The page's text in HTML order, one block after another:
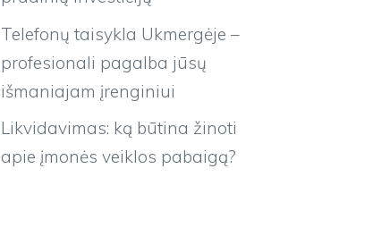
Telefonų taisykla Ukmergėje –
profesionali pagalba jūsų
išmaniajam įrenginiui
Likvidavimas: ką būtina žinoti
apie įmonės veiklos pabaigą?